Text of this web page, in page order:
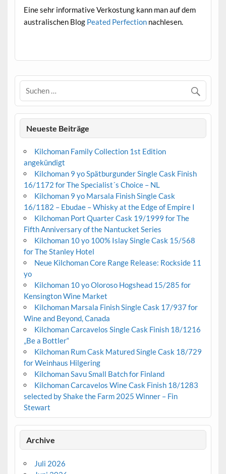
Eine sehr informative Verkostung kann man auf dem
australischen Blog Peated Perfectionnachlesen.
Neueste Beiträge
Kilchoman Family Collection 1st Edition
angekündigt
Kilchoman 9 yo Spätburgunder Single Cask Finish
16/1172 for The Specialist´s Choice – NL
Kilchoman 9 yo Marsala Finish Single Cask
16/1182 – Ebudae – Whisky at the Edge of Empire I
Kilchoman Port Quarter Cask 19/1999 for The
Fifth Anniversary of the Nantucket Series
Kilchoman 10 yo 100% Islay Single Cask 15/568
for The Stanley Hotel
Neue Kilchoman Core Range Release: Rockside 11
yo
Kilchoman 10 yo Oloroso Hogshead 15/285 for
Kensington Wine Market
Kilchoman Marsala Finish Single Cask 17/937 for
Wine and Beyond, Canada
Kilchoman Carcavelos Single Cask Finish 18/1216
„Be a Bottler“
Kilchoman Rum Cask Matured Single Cask 18/729
for Weinhaus Hilgering
Kilchoman Savu Small Batch for Finland
Kilchoman Carcavelos Wine Cask Finish 18/1283
selected by Shake the Farm 2025 Winner – Fin
Stewart
Archive
Juli 2026